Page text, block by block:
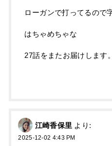
ローガンで打ってるので
はちゃめちゃな
27話をまたお届けします。
江崎香保里 より:
2025-12-02 4:43 PM